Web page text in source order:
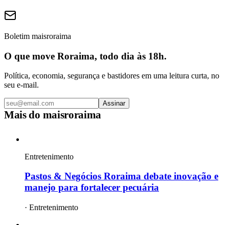
Boletim maisroraima
O que move Roraima, todo dia às 18h.
Política, economia, segurança e bastidores em uma leitura curta, no
seu e-mail.
Assinar
Mais do maisroraima
Entretenimento
Pastos & Negócios Roraima debate inovação e
manejo para fortalecer pecuária
· Entretenimento